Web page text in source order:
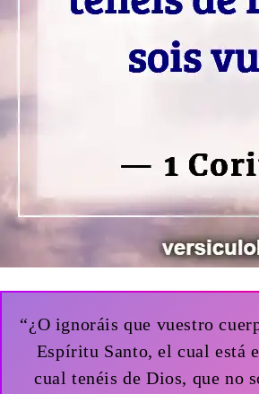
“¿O ignoráis que vuestro
Espíritu Santo, el cual está
cual tenéis de Dios, que no